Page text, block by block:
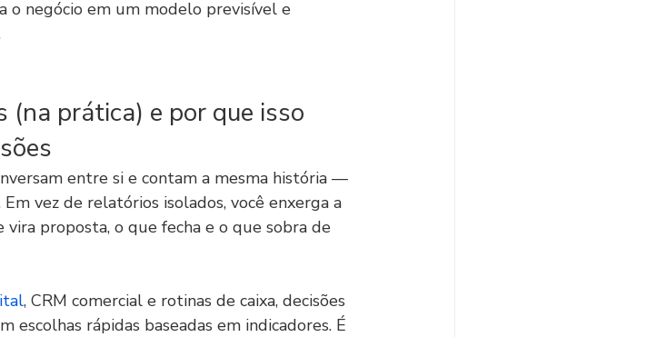
o negócio em um modelo previsível e
(na prática) e por que isso
entre si e contam a mesma história —
vez de relatórios isolados, você enxerga a
proposta, o que fecha e o que sobra de
, CRM comercial e rotinas de caixa, decisões
escolhas rápidas baseadas em indicadores. É